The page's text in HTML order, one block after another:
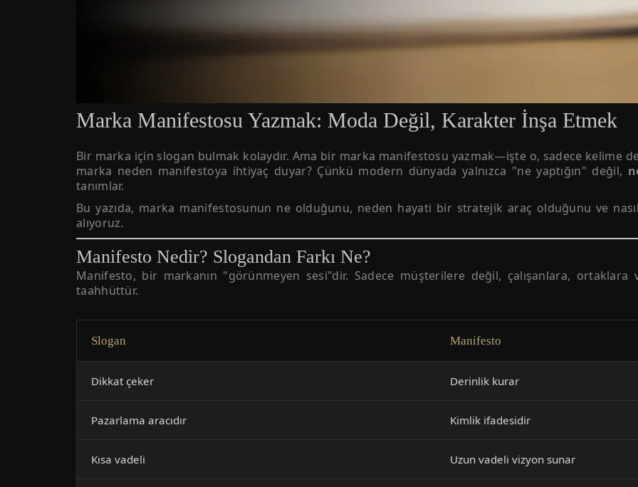
Marka Manifestosu Yazmak: Moda Değil, Karakter İnşa Etmek
Bir marka için slogan bulmak kolaydır. Ama bir marka manifestosu yazmak—işte o, sadece kelime
marka neden manifestoya ihtiyaç duyar? Çünkü modern dünyada yalnızca "ne yaptığın" değil,
tanımlar.
Bu yazıda, marka manifestosunun ne olduğunu, neden hayati bir stratejik araç olduğunu ve
alıyoruz.
Manifesto Nedir? Slogandan Farkı Ne?
Manifesto, bir markanın "görünmeyen sesi"dir. Sadece müşterilere değil, çalışanlara,
taahhüttür.
Slogan Manifesto
Dikkat çeker Derinlik kurar
Pazarlama aracıdır Kimlik ifadesidir
Kısa vadeli Uzun vadeli vizyon sunar